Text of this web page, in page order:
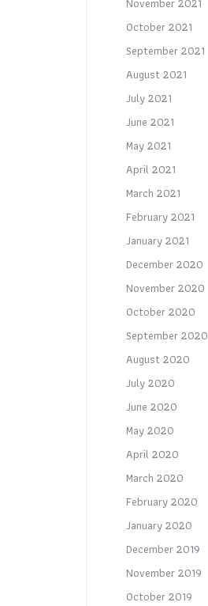
October 2021
September 2021
August 2021
July 2021
June 2021
May 2021
April 2021
March 2021
February 2021
January 2021
December 2020
November 2020
October 2020
September 2020
August 2020
July 2020
June 2020
May 2020
April 2020
March 2020
February 2020
January 2020
December 2019
November 2019
October 2019